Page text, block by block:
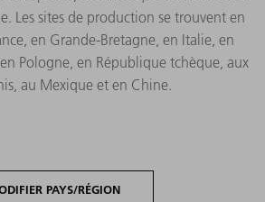
Les sites de production se trouvent en
en Grande-Bretagne, en Italie, en
Pologne, en République tchèque, aux
au Mexique et en Chine.
PAYS/RÉGION